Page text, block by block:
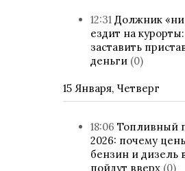
12:31 Должник
ездит на
заставить
деньги (0)
15 Января, Четверг
18:06 Топливный
2026: почему
бензин и дизель
пойдут вверх (0)